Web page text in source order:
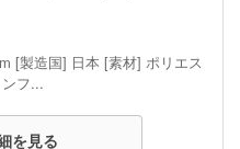
[製造国] 日本 [素材] ポリエス
フ...
を見る